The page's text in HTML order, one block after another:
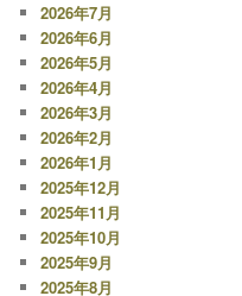
2026年7月
2026年6月
2026年5月
2026年4月
2026年3月
2026年2月
2026年1月
2025年12月
2025年11月
2025年10月
2025年9月
2025年8月